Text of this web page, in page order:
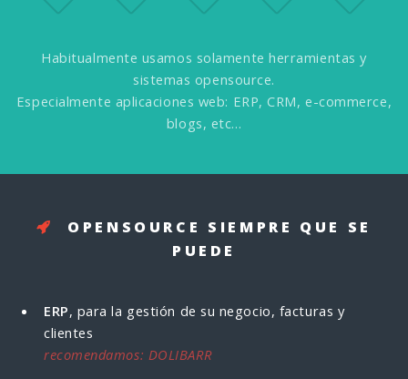
Habitualmente usamos solamente herramientas y
sistemas opensource.
Especialmente aplicaciones web: ERP, CRM, e-commerce,
blogs, etc...
OPENSOURCE SIEMPRE QUE SE
PUEDE
ERP, para la gestión de su negocio, facturas y
clientes
recomendamos: DOLIBARR